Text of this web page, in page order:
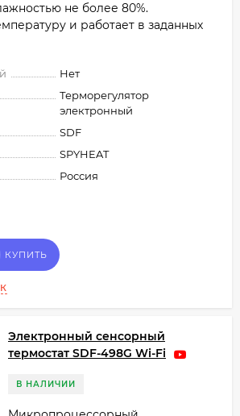
не более 80%.
и работает в заданных
Нет
Терморегулятор
электронный
SDF
SPYHEAT
Россия
КУПИТЬ
Электронный сенсорный
термостат SDF-498G Wi-Fi
В НАЛИЧИИ